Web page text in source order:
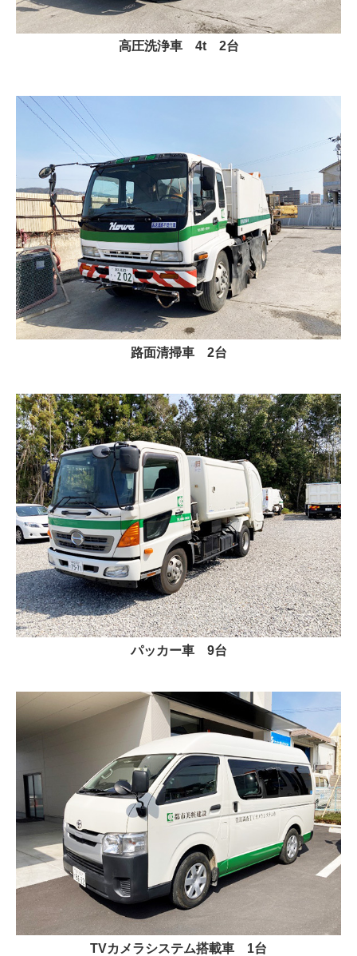
高圧洗浄車 4t 2台
路面清掃車 2台
パッカー車 9台
TVカメラシステム搭載車 1台